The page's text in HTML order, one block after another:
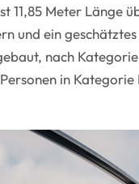
11,85 Meter Länge
und ein
nach
in Kategorie